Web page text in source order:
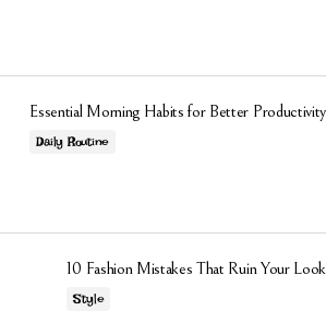
Essential Morning Habits for Better Productivity
Daily Routine
10 Fashion Mistakes That Ruin Your Look
Style